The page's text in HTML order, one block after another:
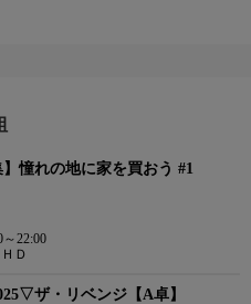
】憧れの地に家を買おう #1
22:00
Ｄ
ザ・リベンジ【A卓】